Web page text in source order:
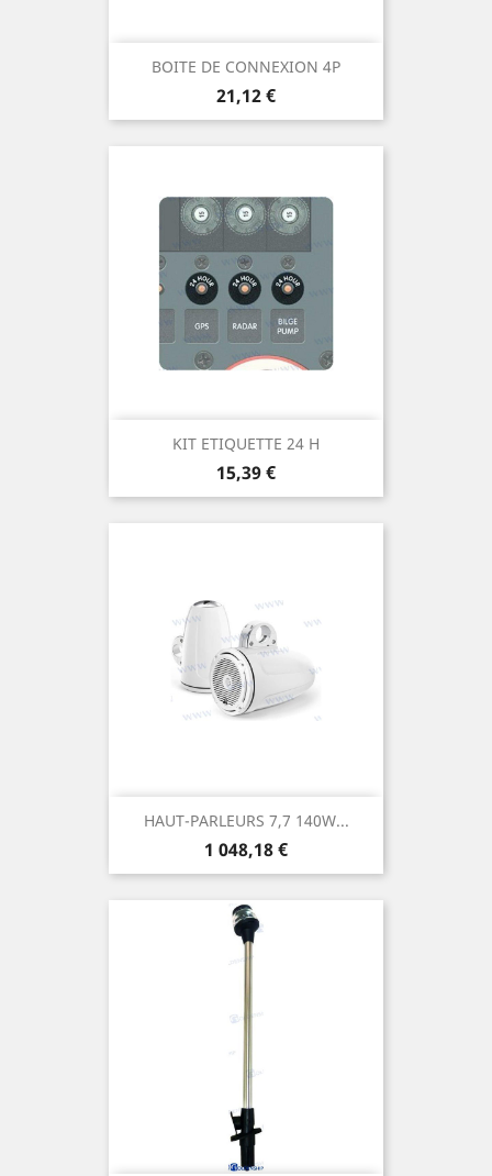
BOITE DE CONNEXION 4P
Prix
21,12 €
KIT ETIQUETTE 24 H
Prix
15,39 €
HAUT-PARLEURS 7,7 140W...
Prix
1 048,18 €